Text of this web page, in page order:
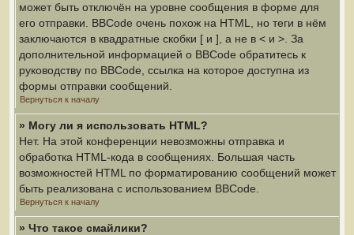
может быть отключён на уровне сообщения в форме для
его отправки. BBCode очень похож на HTML, но теги в нём
заключаются в квадратные скобки [ и ], а не в < и >. За
дополнительной информацией о BBCode обратитесь к
руководству по BBCode, ссылка на которое доступна из
формы отправки сообщений.
Вернуться к началу
» Могу ли я использовать HTML?
Нет. На этой конференции невозможны отправка и
обработка HTML-кода в сообщениях. Большая часть
возможностей HTML по форматированию сообщений может
быть реализована с использованием BBCode.
Вернуться к началу
» Что такое смайлики?